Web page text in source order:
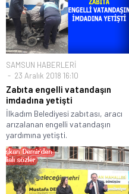
SAMSUN HABERLERİ
23 Aralık 2018 16:10
Zabıta engelli vatandaşın
imdadına yetişti
İlkadım Belediyesi zabıtası, aracı
arızalanan engelli vatandaşın
yardımına yetişti.